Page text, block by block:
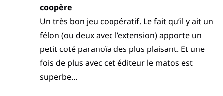
coopère
Un très bon jeu coopératif. Le fait qu’il y ait un
félon (ou deux avec l’extension) apporte un
petit coté paranoïa des plus plaisant. Et une
fois de plus avec cet éditeur le matos est
superbe…